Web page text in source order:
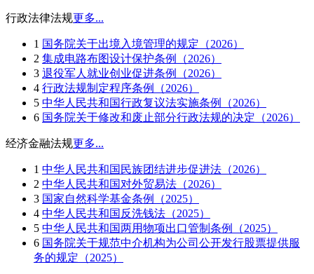
行政法律法规更多...
1 国务院关于出境入境管理的规定（2026）
2 集成电路布图设计保护条例（2026）
3 退役军人就业创业促进条例（2026）
4 行政法规制定程序条例（2026）
5 中华人民共和国行政复议法实施条例（2026）
6 国务院关于修改和废止部分行政法规的决定（2026）
经济金融法规更多...
1 中华人民共和国民族团结进步促进法（2026）
2 中华人民共和国对外贸易法（2026）
3 国家自然科学基金条例（2025）
4 中华人民共和国反洗钱法（2025）
5 中华人民共和国两用物项出口管制条例（2025）
6 国务院关于规范中介机构为公司公开发行股票提供服
务的规定（2025）